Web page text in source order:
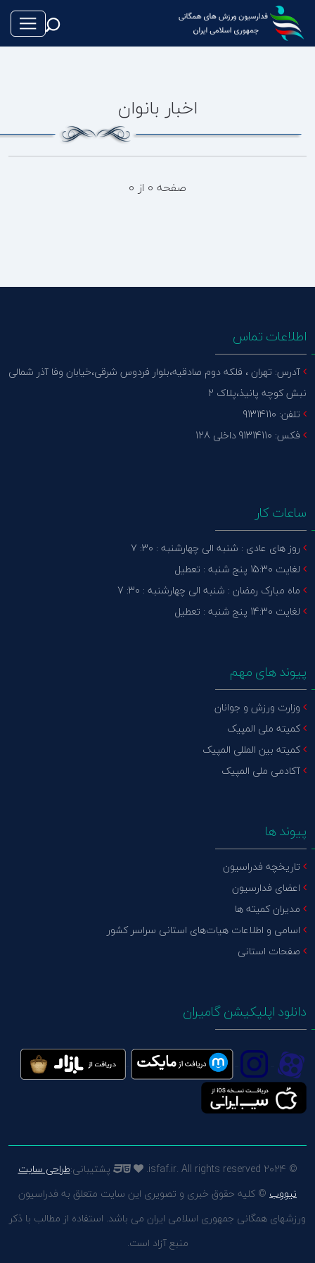
اخبار بانوان
صفحه 0 از 0
اطلاعات تماس
آدرس: تهران ، فلکه دوم صادقیه،بلوار فردوس شرقی،خیابان وفا آذر شمالی
نبش کوچه پانیذ،پلاک 2
تلفن: 91314110
فکس: 91314110 داخلی 128
ساعات کار
روز های عادی : شنبه الی چهارشنبه : 30: 7
لغایت 15:30 پنج شنبه : تعطیل
ماه مبارک رمضان : شنبه الی چهارشنبه : 30: 7
لغایت 14:30 پنج شنبه : تعطیل
پیوند های مهم
وزارت ورزش و جوانان
کمیته ملی المپیک
کمیته بین المللی المپیک
آکادمی ملی المپیک
پیوند ها
تاریخچه فدراسیون
اعضای فدارسیون
مدیران کمیته ها
اسامی و اطلاعات هیات‌های استانی سراسر کشور
صفحات استانی
دانلود اپلیکیشن گامیران
© 2024 isfaf.ir. All rights reserved. پشتیبانی:طراحی سایت
نیووب © کلیه حقوق خبری و تصویری این سایت متعلق به فدراسیون
ورزشهای همگانی جمهوری اسلامی ایران می باشد. استفاده از مطالب با ذکر
منبع آزاد است.
طناب بازی